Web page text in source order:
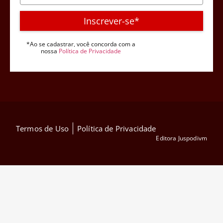
Inscrever-se*
*Ao se cadastrar, você concorda com a
nossa Política de Privacidade
Termos de Uso Política de Privacidade
Editora Juspodivm